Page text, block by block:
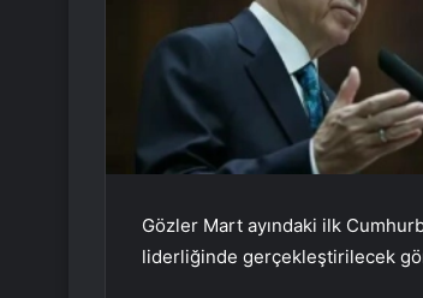
Gözler Mart ayındaki ilk
liderliğinde gerçekleştirilecek